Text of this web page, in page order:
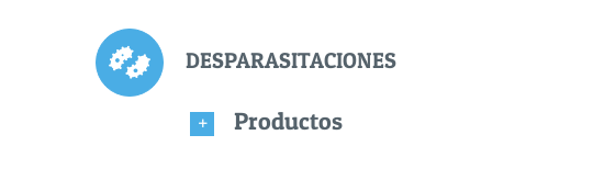
DESPARASITACIONES
Productos